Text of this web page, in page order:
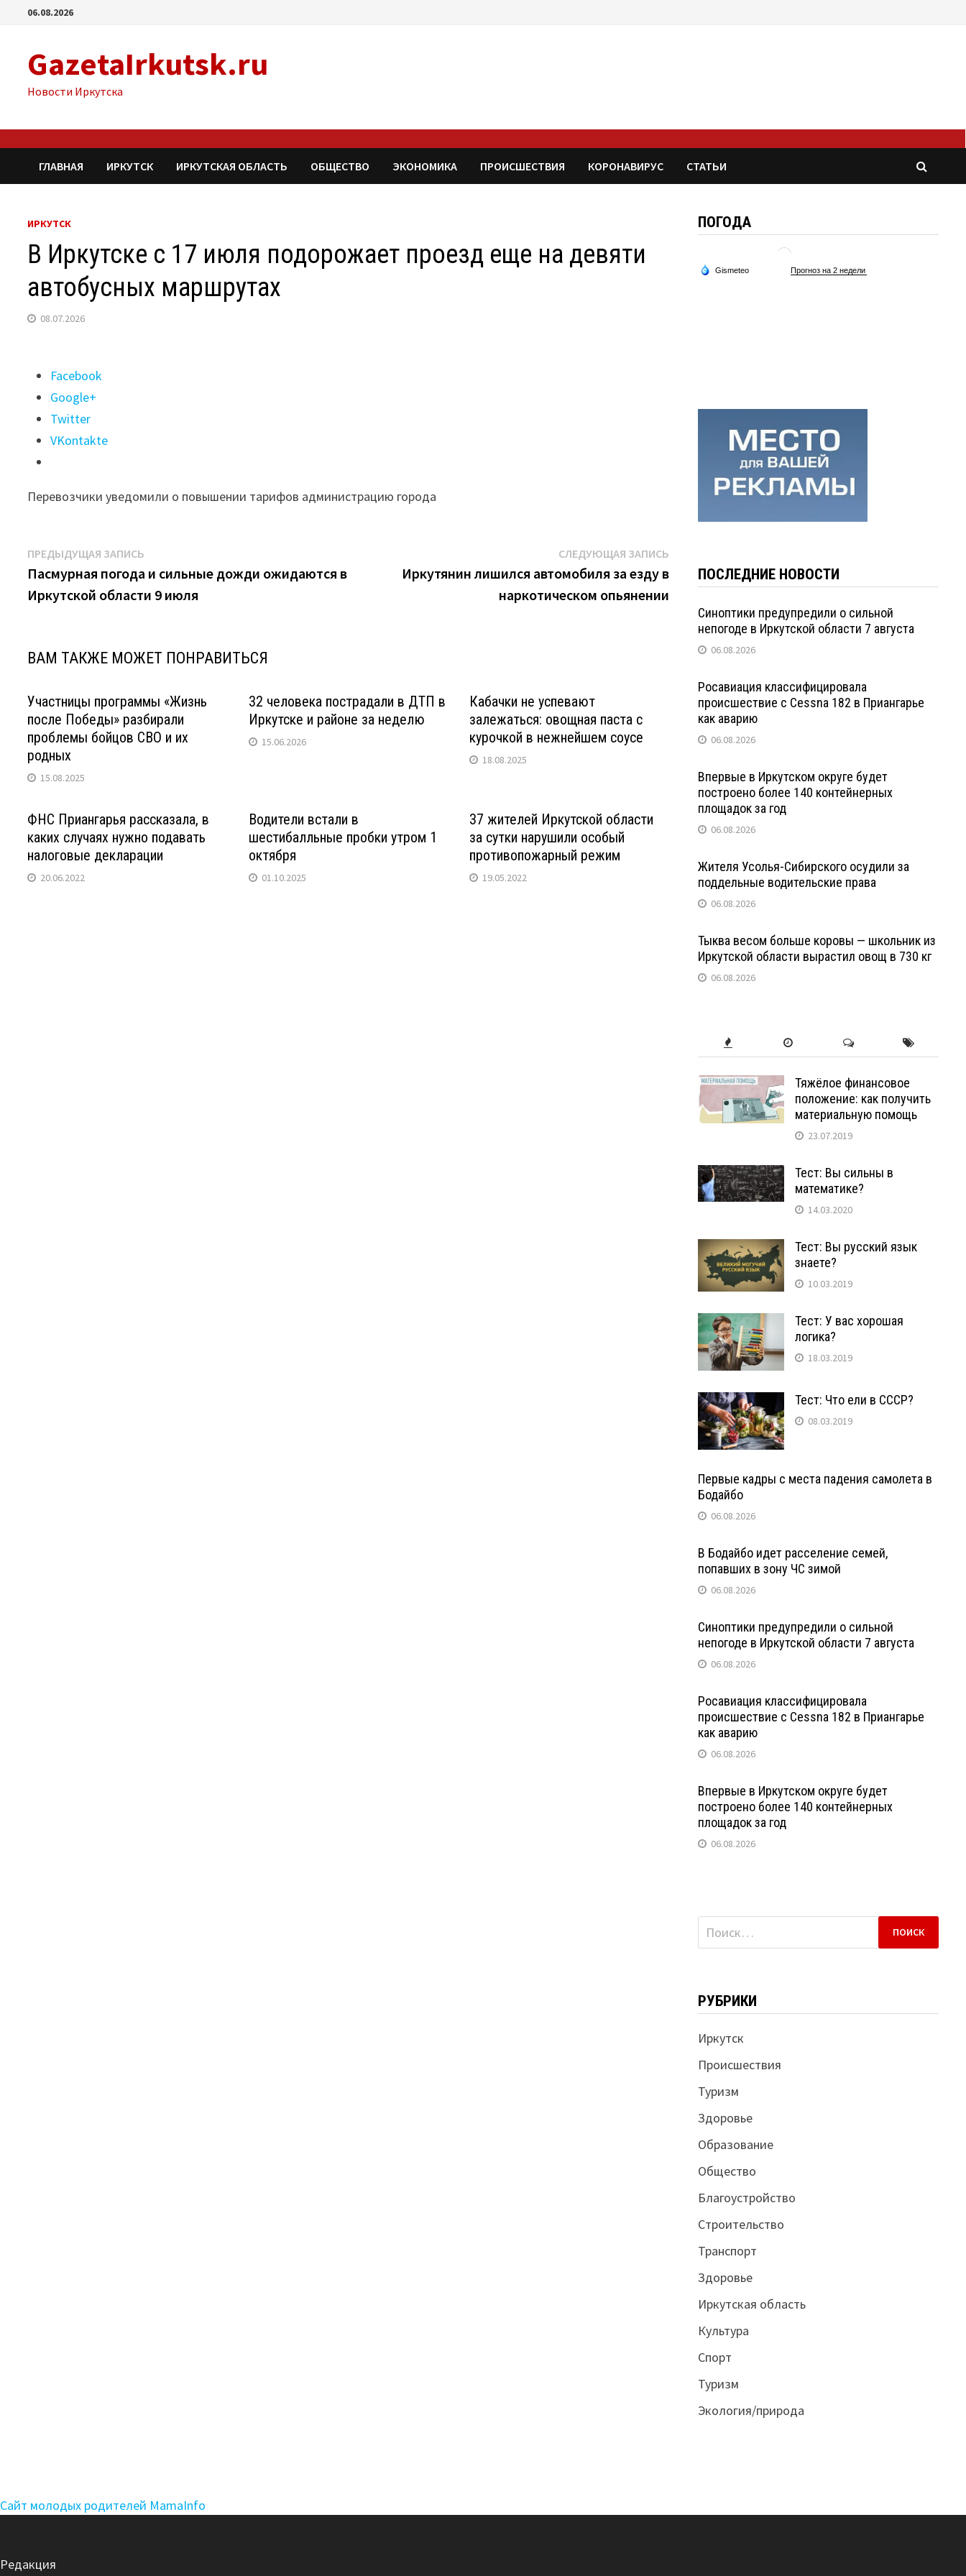
Перейти06.08.2026
GazetaIrkutsk.ru
Новости Иркутска
ГЛАВНАЯ ИРКУТСК ИРКУТСКАЯ ОБЛАСТЬ ОБЩЕСТВО ЭКОНОМИКА ПРОИСШЕСТВИЯ КОРОНАВИРУС СТАТЬИ
ИРКУТСК
В Иркутске с 17 июля подорожает проезд еще на девяти
автобусных маршрутах
08.07.2026
Поделиться
"В
Иркутске
17
подорожает
еще
на
девяти
Facebook
Google+
Twitter
VKontakte
Перевозчики уведомили о повышении тарифов администрацию города
Навигация
по
записям
ПРЕДЫДУЩАЯ ЗАПИСЬ
запись:
Пасмурная погода и сильные дожди ожидаются в
Иркутской области 9 июля
СЛЕДУЮЩАЯ ЗАПИСЬСледующая
запись:
Иркутянин лишился автомобиля за езду в
наркотическом опьянении
ВАМ ТАКЖЕ МОЖЕТ ПОНРАВИТЬСЯ
Участницы программы «Жизнь
после Победы» разбирали
проблемы бойцов СВО и их
родных
15.08.2025
32 человека пострадали в ДТП в
Иркутске и районе за неделю
15.06.2026
Кабачки не успевают
залежаться: овощная паста с
курочкой в нежнейшем соусе
18.08.2025
ФНС Приангарья рассказала, в
каких случаях нужно подавать
налоговые декларации
20.06.2022
Водители встали в
шестибалльные пробки утром 1
октября
01.10.2025
37 жителей Иркутской области
за сутки нарушили особый
противопожарный режим
19.05.2022
ПОГОДА
ПОСЛЕДНИЕ НОВОСТИ
Синоптики предупредили о сильной
непогоде в Иркутской области 7 августа
06.08.2026
Росавиация классифицировала
происшествие с Cessna 182 в Приангарье
как аварию
06.08.2026
Впервые в Иркутском округе будет
построено более 140 контейнерных
площадок за год
06.08.2026
Жителя Усолья-Сибирского осудили за
поддельные водительские права
06.08.2026
Тыква весом больше коровы — школьник из
Иркутской области вырастил овощ в 730 кг
06.08.2026
Тяжёлое финансовое
положение: как получить
материальную помощь
23.07.2019
Тест: Вы сильны в
математике?
14.03.2020
Тест: Вы русский язык
знаете?
10.03.2019
Тест: У вас хорошая
логика?
18.03.2019
Тест: Что ели в СССР?
08.03.2019
Первые кадры с места падения самолета в
Бодайбо
06.08.2026
В Бодайбо идет расселение семей,
попавших в зону ЧС зимой
06.08.2026
Синоптики предупредили о сильной
непогоде в Иркутской области 7 августа
06.08.2026
Росавиация классифицировала
происшествие с Cessna 182 в Приангарье
как аварию
06.08.2026
Впервые в Иркутском округе будет
построено более 140 контейнерных
площадок за год
06.08.2026
Найти:
РУБРИКИ
Иркутск
Происшествия
Туризм
Здоровье
Образование
Общество
Благоустройство
Строительство
Транспорт
Здоровье
Иркутская область
Культура
Спорт
Туризм
Экология/природа
Сайт молодых родителей MamaInfo
Редакция